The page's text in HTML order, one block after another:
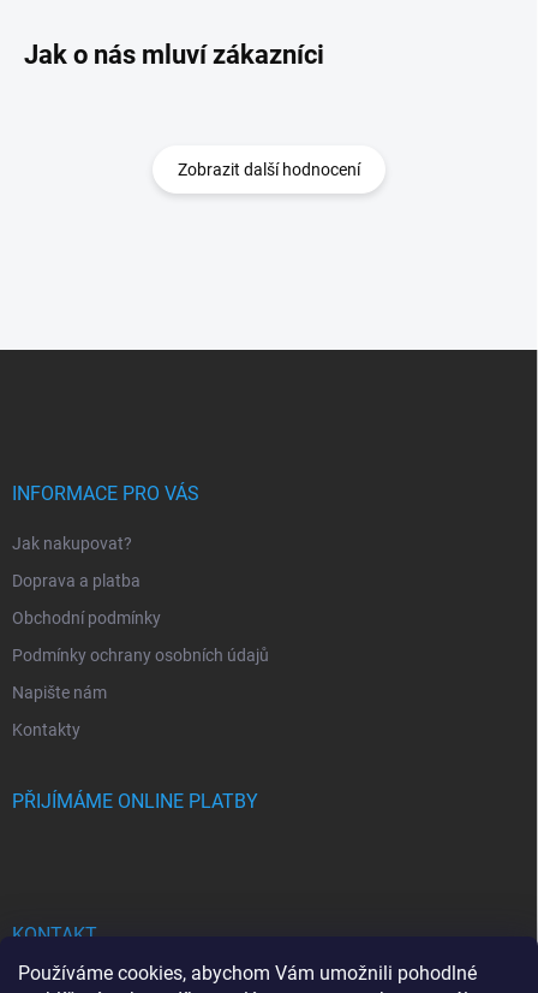
Používáme cookies, abychom Vám umožnili pohodlné
Zobrazit další hodnocení
INFORMACE PRO VÁS
Jak nakupovat?
Doprava a platba
Obchodní podmínky
Podmínky ochrany osobních údajů
Napište nám
Kontakty
PŘIJÍMÁME ONLINE PLATBY
KONTAKT